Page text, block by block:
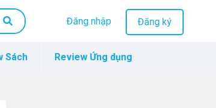
Đăng nhập Đăng ký
Sách Review Ứng dụng